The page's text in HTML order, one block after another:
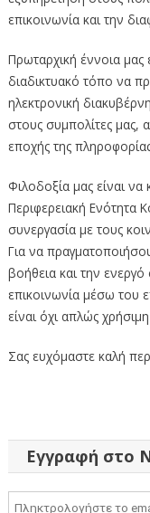
επικοινωνία και την
Πρωταρχική έννοια μας
διαδικτυακό τόπο να
ηλεκτρονική
στους συμπολίτες μας,
εποχής της
Φιλοδοξία μας είναι
Περιφερειακή Ενότητα
συνεργασία με τους
Για να
βοήθεια και την
επικοινωνία μέσω του
είναι όχι απλώς
Σας ευχόμαστε καλή
Εγγραφή στο